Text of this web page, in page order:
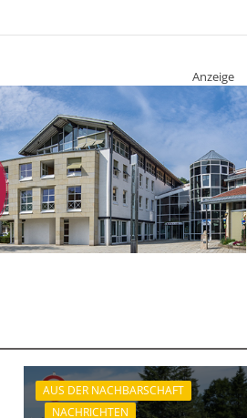
Anzeige
AUS DER NACHBARSCHAFT
NACHRICHTEN